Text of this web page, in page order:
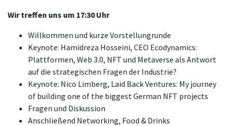
Wir treffen uns um 17:30 Uhr
Willkommen und kurze Vorstellungrunde
Keynote: Hamidreza Hosseini, CEO Ecodynamics:
Plattformen, Web 3.0, NFT und Metaverse als Antwort
auf die strategischen Fragen der Industrie?
Keynote: Nico Limberg, Laid Back Ventures: My journey
of building one of the biggest German NFT projects
Fragen und Diskussion
Anschließend Networking, Food & Drinks